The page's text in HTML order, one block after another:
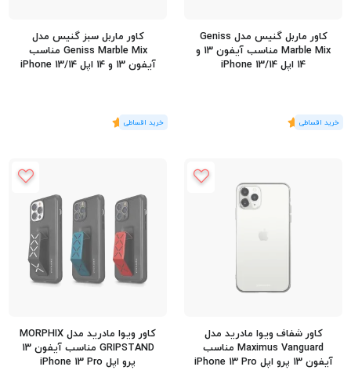
کاور ماربل گنیس مدل Geniss
Marble Mix مناسب آیفون 13 و
14 اپل iPhone 13/14
(1رای)
5
کاور ماربل سبز گنیس مدل
Geniss Marble Mix مناسب
آیفون 13 و 14 اپل iPhone 13/14
(1رای)
5
کاور شفاف ویوا مادرید مدل
Maximus Vanguard مناسب
آیفون 13 پرو اپل iPhone 13 Pro
کاور ویوا مادرید مدل MORPHIX
GRIPSTAND مناسب آیفون 13
پرو اپل iPhone 13 Pro